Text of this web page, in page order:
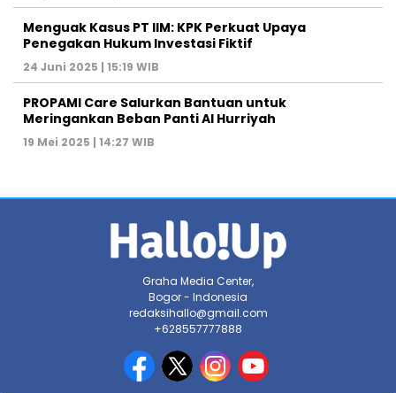
Menguak Kasus PT IIM: KPK Perkuat Upaya
Penegakan Hukum Investasi Fiktif
24 Juni 2025 | 15:19 WIB
PROPAMI Care Salurkan Bantuan untuk
Meringankan Beban Panti Al Hurriyah
19 Mei 2025 | 14:27 WIB
Graha Media Center,
Bogor - Indonesia
redaksihallo@gmail.com
+628557777888